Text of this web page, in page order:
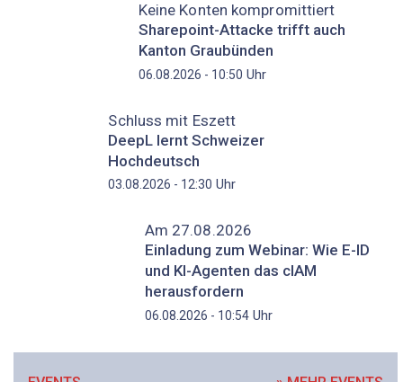
Keine Konten kompromittiert
Sharepoint-Attacke trifft auch
Kanton Graubünden
06.08.2026 - 10:50 Uhr
Schluss mit Eszett
DeepL lernt Schweizer
Hochdeutsch
03.08.2026 - 12:30 Uhr
Am 27.08.2026
Einladung zum Webinar: Wie E-ID
und KI-Agenten das cIAM
herausfordern
06.08.2026 - 10:54Uhr